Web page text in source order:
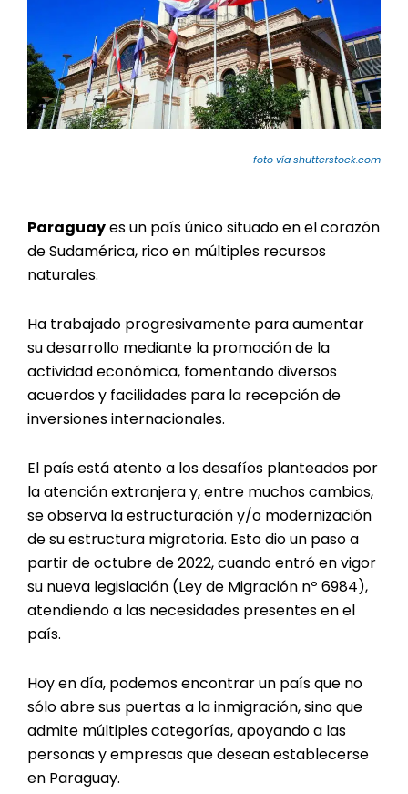
foto vía shutterstock.com
Paraguayes un país único situado en el corazón
de Sudamérica, rico en múltiples recursos
naturales.
Ha trabajado progresivamente para aumentar
su desarrollo mediante la promoción de la
actividad económica, fomentando diversos
acuerdos y facilidades para la recepción de
inversiones internacionales.
El país está atento a los desafíos planteados por
la atención extranjera y, entre muchos cambios,
se observa la estructuración y/o modernización
de su estructura migratoria. Esto dio un paso a
partir de octubre de 2022, cuando entró en vigor
su nueva legislación (Ley de Migración nº 6984),
atendiendo a las necesidades presentes en el
país.
Hoy en día, podemos encontrar un país que no
sólo abre sus puertas a la inmigración, sino que
admite múltiples categorías, apoyando a las
personas y empresas que desean establecerse
en Paraguay.